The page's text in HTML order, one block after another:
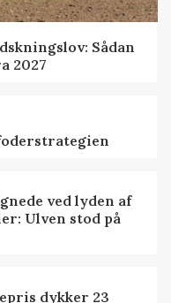
Sådan
2027
ved lyden af
Ulven stod på
dykker 23